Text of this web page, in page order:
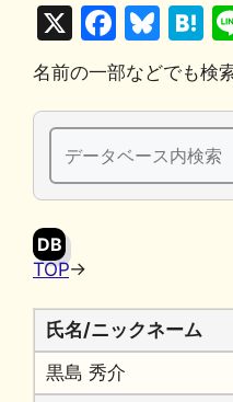
X
F
a
c
e
b
o
Bl
u
e
s
k
y
H
e
n
a
名前の一部などでも検
検
索:
DB
TOP→
氏名/ニックネーム
黒島 秀介